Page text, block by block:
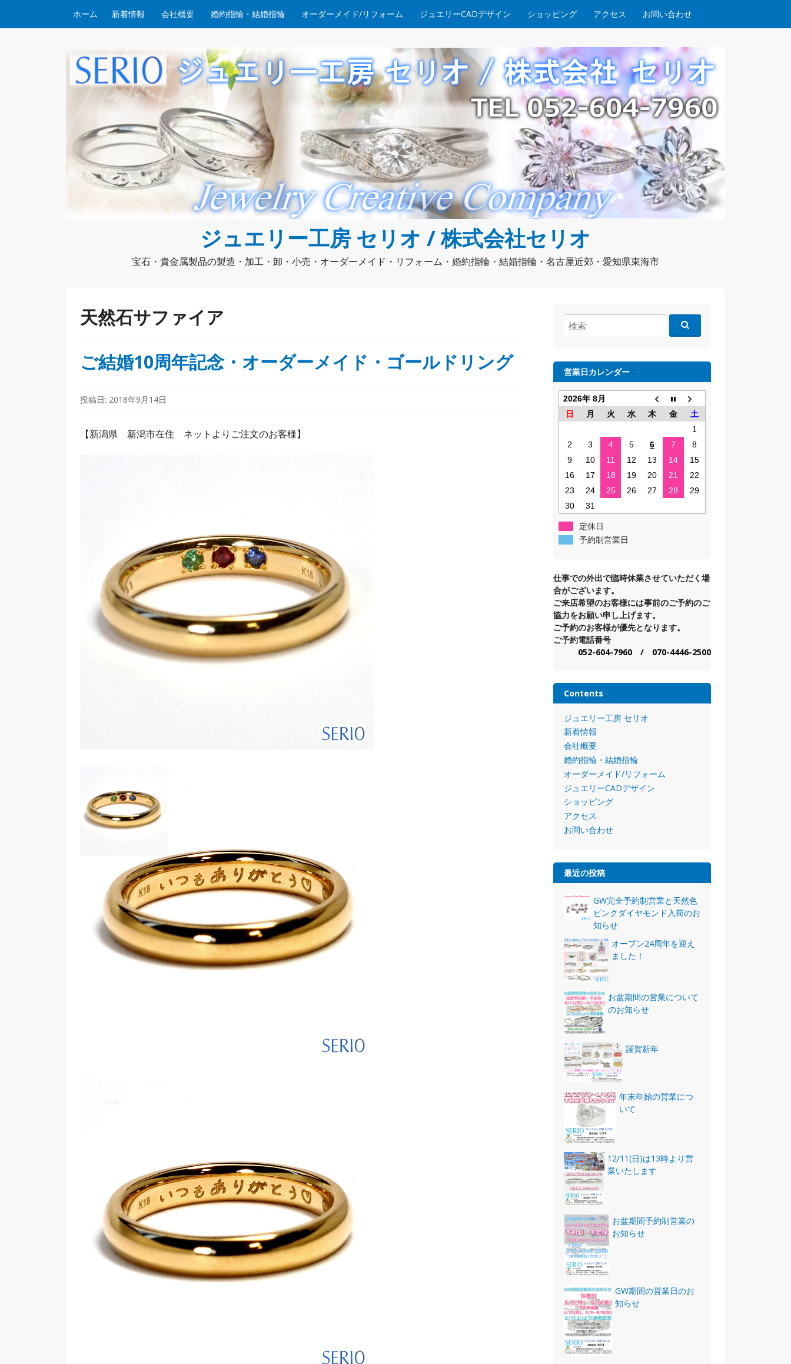
ホーム 新着情報 会社概要 婚約指輪・結婚指輪 オーダーメイド/リフォーム ジュエリーCADデザイン ショッピング アクセス お問い合わせ
ジュエリー工房 セリオ / 株式会社セリオ
宝石・貴金属製品の製造・加工・卸・小売・オーダーメイド・リフォーム・婚約指輪・結婚指輪・名古屋近郊・愛知県東海市
天然石サファイア
ご結婚10周年記念・オーダーメイド・ゴールドリング
投稿日: 2018年9月14日
【新潟県 新潟市在住 ネットよりご注文のお客様】
検
索:
営業日カレンダー
2026年 8月
日
月 火 水 木 金
土
1
2
3 4 5 6 7
8
9
10 11 12 13 14
15
16
17 18 19 20 21
22
23
24 25 26 27 28
29
30
31
定休日
予約制営業日
仕事での外出で臨時休業させていただく場
合がございます。
ご来店希望のお客様には事前のご予約のご
協力をお願い申し上げます。
ご予約のお客様が優先となります。
ご予約電話番号
052-604-7960 / 070-4446-2500
Contents
ジュエリー工房 セリオ
新着情報
会社概要
婚約指輪・結婚指輪
オーダーメイド/リフォーム
ジュエリーCADデザイン
ショッピング
アクセス
お問い合わせ
最近の投稿
GW完全予約制営業と天然色
ピンクダイヤモンド入荷のお
知らせ
オープン24周年を迎え
ました！
お盆期間の営業について
のお知らせ
謹賀新年
年末年始の営業につ
いて
12/11(日)は13時より営
業いたします
お盆期間予約制営業の
お知らせ
GW期間の営業日のお
知らせ